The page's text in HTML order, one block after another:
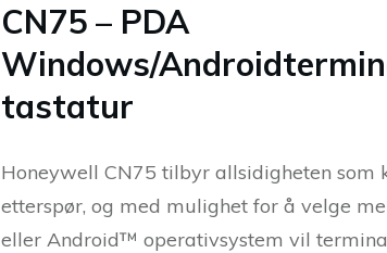
CN75 – PDA
Windows/
tastatur
Honeywell CN75 tilbyr allsidigheten som
etterspør, og med mulighet for å velge
eller Android™ operativsystem vil